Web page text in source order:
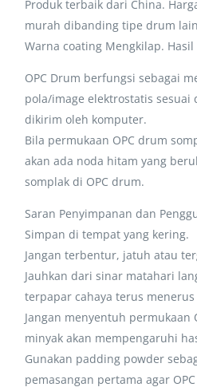
Produk terbaik dari China.
murah dibanding tipe drum
Warna coating Mengkilap.
OPC Drum berfungsi sebagai
pola/image elektrostatis
dikirim oleh komputer.
Bila permukaan OPC drum
akan ada noda hitam yang
somplak di OPC drum.
Saran Penyimpanan dan
Simpan di tempat yang kering.
Jangan terbentur, jatuh atau
Jauhkan dari sinar matahari
terpapar cahaya terus
Jangan menyentuh permukaan
minyak akan mempengaruhi
Gunakan padding powder
pemasangan pertama agar